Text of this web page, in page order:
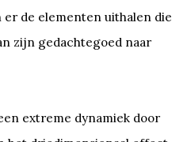
de elementen uithalen die
zijn gedachtegoed naar
extreme dynamiek door